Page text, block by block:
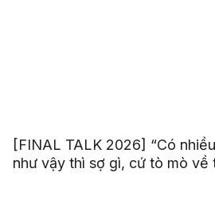
[FINAL TALK 2026] “Có
như vậy thì sợ gì, cứ tò mò về